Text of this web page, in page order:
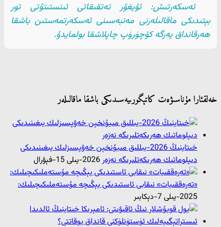
ئەسكەرتىش: ئۇيغۇر تەتقىقاتى ئىنستىتۇتى تور
بېتىدىكى ماقالىلەرنى مەنبەسىنى ئەسكەرتمەستىن باشقا
ھەرقانداق يەرگە كۆچۈرۈپ چاپلاشقا بولمايدۇ.
خەلقئارا مۇناسىۋەت كاتېگورىيەسىدىكى باشقا ماقالىلەر
خىتاينىڭ 2026-يىللىق مىيۇنخېن خەۋپسىزلىك يىغىنىدىكى
دىپلوماتىك ھەرىكەتلىرىگە نەزەر2026-يىلى 15-فېۋرال
«تەرەققىيات» نىقابى ئاستىدىكى يېڭىچە مۇستەملىكىچىلىك:
2025-يىلى 7-دېكابىر